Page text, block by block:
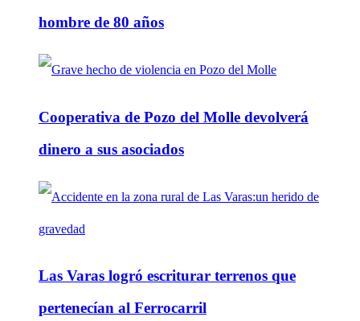
hombre de 80 años
Cooperativa de Pozo del Molle devolverá
dinero a sus asociados
Las Varas logró escriturar terrenos que
pertenecían al Ferrocarril